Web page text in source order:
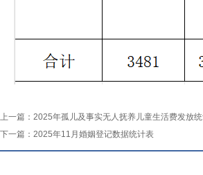
上一篇： 2025年孤儿及事实无人抚养儿童生活费发放统
下一篇： 2025年11月婚姻登记数据统计表